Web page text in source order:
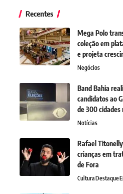
Recentes
Mega Polo
coleção em
e projeta
Negócios
Band Bahia
candidatos ao
de 300 cidades
Notícias
Rafael
crianças em
de Fora
CulturaDestaque